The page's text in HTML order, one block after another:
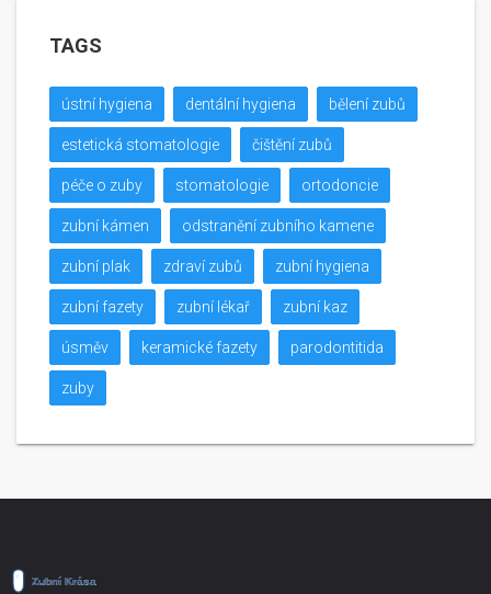
TAGS
ústní hygiena dentální hygiena bělení zubů
estetická stomatologie čištění zubů
péče o zuby stomatologie ortodoncie
zubní kámen odstranění zubního kamene
zubní plak zdraví zubů zubní hygiena
zubní fazety zubní lékař zubní kaz
úsměv keramické fazety parodontitida
zuby